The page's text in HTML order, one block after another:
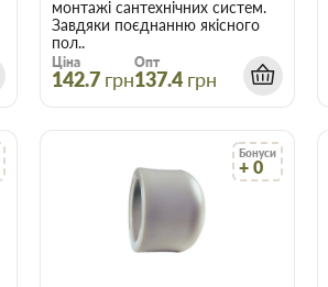
монтажі сантехнічних систем.
Завдяки поєднанню якісного
пол..
Ціна
142.7 грн
Опт
137.4 грн
Бонуси
+ 0